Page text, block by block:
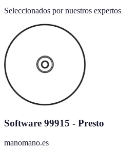
Seleccionados por nuestros expertos
Software 99915 - Presto
manomano.es